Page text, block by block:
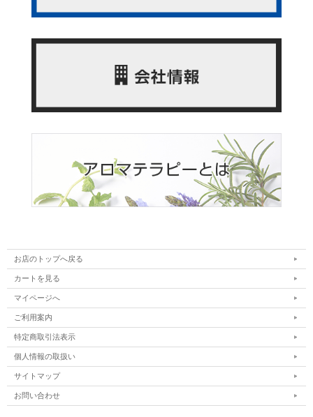
お店のトップへ戻る
カートを見る
マイページへ
ご利用案内
特定商取引法表示
個人情報の取扱い
サイトマップ
お問い合わせ